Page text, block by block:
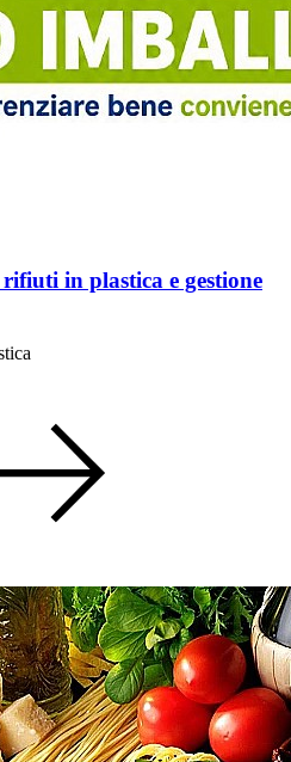
in plastica e gestione